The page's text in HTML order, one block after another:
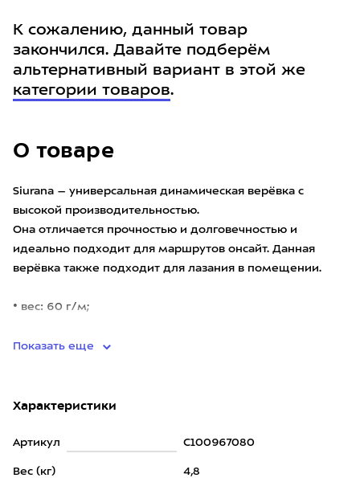
О товаре
Siurana – универсальная динамическая верёвка с
высокой производительностью.
Она отличается прочностью и долговечностью и
идеально подходит для маршрутов онсайт. Данная
верёвка также подходит для лазания в помещении.
• вес: 60 г/м;
Показать еще
Характеристики
Артикул C100967080
Вес (кг) 4,8
К сожалению, данный товар
закончился. Давайте подберём
альтернативный вариант в этой же
категории товаров.